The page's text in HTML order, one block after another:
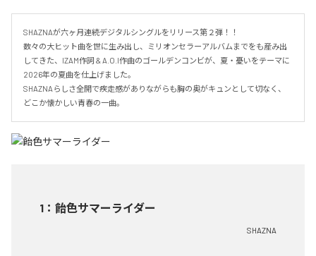
SHAZNAが六ヶ月連続デジタルシングルをリリース第２弾！！
数々の大ヒット曲を世に生み出し、ミリオンセラーアルバムまでをも産み出
してきた、IZAM作詞 & A.O.I作曲のゴールデンコンビが、夏・憂いをテーマに
2026年の夏曲を仕上げました。
SHAZNAらしさ全開で疾走感がありながらも胸の奥がキュンとして切なく、
どこか懐かしい青春の一曲。
1 ： 飴色サマーライダー
SHAZNA